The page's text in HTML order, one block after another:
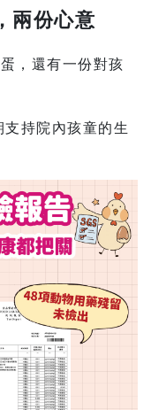
兩份心意
，還有一份對孩
持院內孩童的生